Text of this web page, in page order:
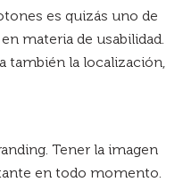
es quizás uno de
materia de usabilidad.
también la localización,
Tener la imagen
en todo momento.